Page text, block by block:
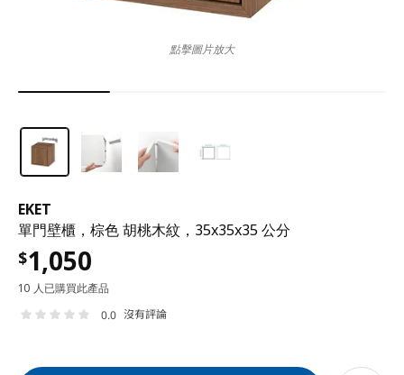
EKET
單門壁櫃，棕色 胡桃木紋，35x35x35 公分
$1,050
10 人已購買此產品
0.0 沒有評論
點擊圖片放大